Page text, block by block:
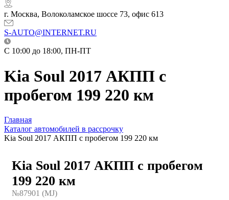
г. Москва, Волоколамское шоссе 73, офис 613
S-AUTO@INTERNET.RU
C 10:00 до 18:00, ПН-ПТ
Kia Soul 2017 АКПП с
пробегом 199 220 км
Главная
Каталог автомобилей в рассрочку
Kia Soul 2017 АКПП с пробегом 199 220 км
Kia Soul 2017 АКПП с пробегом
199 220 км
№87901 (МJ)